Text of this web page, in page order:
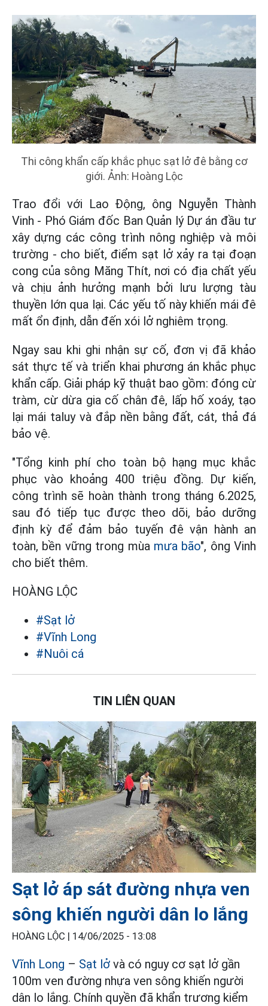
Thi công khẩn cấp khắc phục sạt lở đê bằng cơ
giới. Ảnh: Hoàng Lộc
Trao đổi với Lao Động, ông Nguyễn Thành
Vinh - Phó Giám đốc Ban Quản lý Dự án đầu tư
xây dựng các công trình nông nghiệp và môi
trường - cho biết, điểm sạt lở xảy ra tại đoạn
cong của sông Măng Thít, nơi có địa chất yếu
và chịu ảnh hưởng mạnh bởi lưu lượng tàu
thuyền lớn qua lại. Các yếu tố này khiến mái đê
mất ổn định, dẫn đến xói lở nghiêm trọng.
Ngay sau khi ghi nhận sự cố, đơn vị đã khảo
sát thực tế và triển khai phương án khắc phục
khẩn cấp. Giải pháp kỹ thuật bao gồm: đóng cừ
tràm, cừ dừa gia cố chân đê, lấp hố xoáy, tạo
lại mái taluy và đắp nền bằng đất, cát, thả đá
bảo vệ.
"Tổng kinh phí cho toàn bộ hạng mục khắc
phục vào khoảng 400 triệu đồng. Dự kiến,
công trình sẽ hoàn thành trong tháng 6.2025,
sau đó tiếp tục được theo dõi, bảo dưỡng
định kỳ để đảm bảo tuyến đê vận hành an
toàn, bền vững trong mùa mưa bão", ông Vinh
cho biết thêm.
HOÀNG LỘC
#Sạt lở
#Vĩnh Long
#Nuôi cá
TIN LIÊN QUAN
Sạt lở áp sát đường nhựa ven
sông khiến người dân lo lắng
HOÀNG LỘC | 14/06/2025 - 13:08
Vĩnh Long – Sạt lở và có nguy cơ sạt lở gần
100m ven đường nhựa ven sông khiến người
dân lo lắng. Chính quyền đã khẩn trương kiểm